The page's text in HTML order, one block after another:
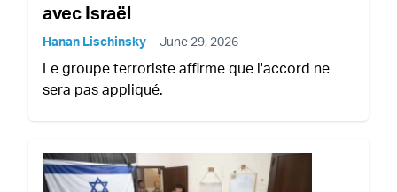
avec Israël
Hanan Lischinsky June 29, 2026
Le groupe terroriste affirme que l'accord ne
sera pas appliqué.